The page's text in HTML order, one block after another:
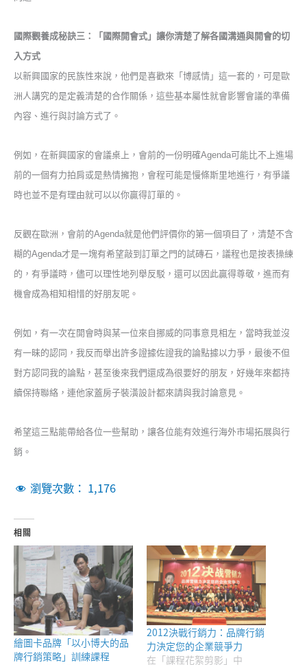
國際觀養成秘訣三：「國際開會式」讓你清楚了解各國溝通與開會的切
入方式
以新興國家的民族性來說，他們是喜歡來「博感情」這一套的，可是歐
洲人講究的是定義清楚的合作關係，這些基本屬性就會影響會議的準備
內容、進行與討論方式了。
例如，在新興國家的會議桌上，會前的一份明確Agenda可能比不上進場
前的一個有力拍肩或是熱情擁抱，會程可能是慢條斯里地進行，有爭議
時也並不是有理由就可以以你贏得訂單的。
反觀在歐洲，會前的Agenda就是他們評價你的第一個項目了，清楚不含
糊的Agenda才是一塊有希望敲到訂單之門的試磚石，議程也是按表操練
的，有爭議時，儘可以理性地列舉反駁，還可以因此贏得尊敬，進而有
機會成為相知相惜的好朋友呢。
例如，有一次在開會時與某一位來自挪威的同事意見相左，當時我並沒
有一昧的認同，我反而舉出許多證據佐證我的論點據以力爭，最後不但
對方認同我的論點，甚至後來我們還成為很要好的朋友，好幾年來都持
續保持聯絡，連他家蓋房子裝潢設計都來請與我討論意見。
希望這三點能帶給各位一些幫助，讓各位能有效進行海外市場拓展與行
銷。
瀏覽次數： 1,176
相關
繪圖卡品牌「以小博大的品
牌行銷策略」訓練課程
2012決戰行銷力：品牌行銷
力決定您的企業競爭力
在「課程花絮剪影」中